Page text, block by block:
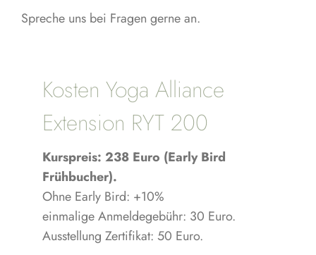
Spreche uns bei Fragen gerne an.
Kosten Yoga Alliance
Extension RYT 200
Kurspreis: 238Euro (Early Bird
Frühbucher).
Ohne Early Bird: +10%
einmalige Anmeldegebühr: 30 Euro.
Ausstellung Zertifikat: 50 Euro.